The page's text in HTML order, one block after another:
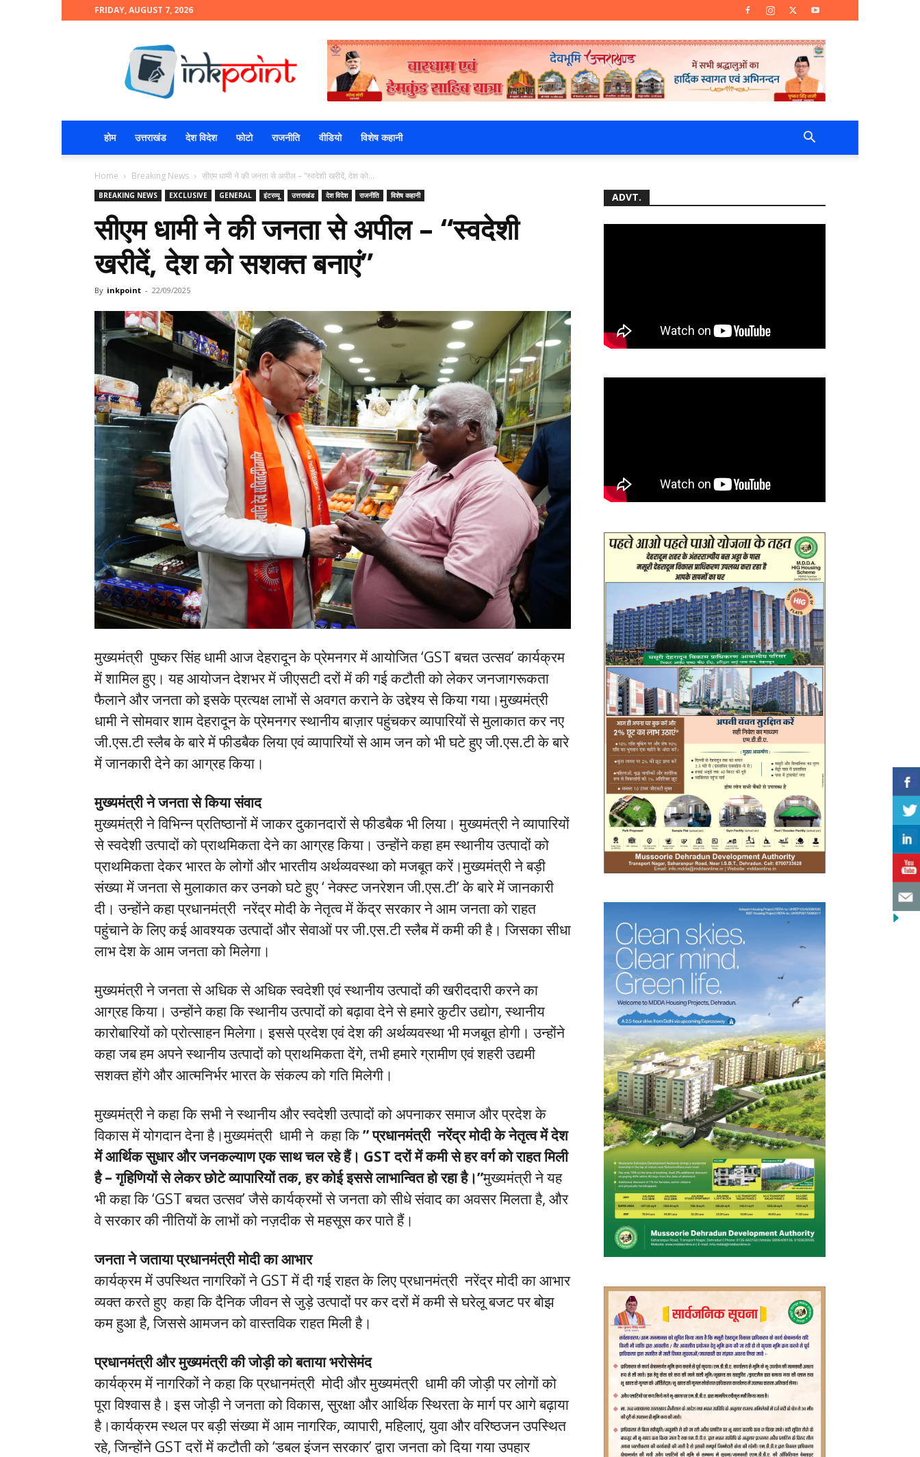
FRIDAY, AUGUST 7, 2026
होम उत्तराखंड देश विदेश फोटो राजनीति वीडियो विशेष कहानी
Home Breaking News सीएम धामी ने की जनता से अपील – “स्वदेशी खरीदें, देश को...
BREAKING NEWS EXCLUSIVE GENERAL इंटरव्यू उत्तराखंड देश विदेश राजनीति विशेष कहानी
सीएम धामी ने की जनता से अपील – “स्वदेशी
खरीदें, देश को सशक्त बनाएं”
By inkpoint - 22/09/2025
मुख्यमंत्री पुष्कर सिंह धामी आज देहरादून के प्रेमनगर में आयोजित ‘GST बचत उत्सव’ कार्यक्रम
में शामिल हुए। यह आयोजन देशभर में जीएसटी दरों में की गई कटौती को लेकर जनजागरूकता
फैलाने और जनता को इसके प्रत्यक्ष लाभों से अवगत कराने के उद्देश्य से किया गया।मुख्यमंत्री
धामी ने सोमवार शाम देहरादून के प्रेमनगर स्थानीय बाज़ार पहुंचकर व्यापारियों से मुलाकात कर नए
जी.एस.टी स्लैब के बारे में फीडबैक लिया एवं व्यापारियों से आम जन को भी घटे हुए जी.एस.टी के बारे
में जानकारी देने का आग्रह किया।
मुख्यमंत्री ने जनता से किया संवाद
मुख्यमंत्री ने विभिन्न प्रतिष्ठानों में जाकर दुकानदारों से फीडबैक भी लिया। मुख्यमंत्री ने व्यापारियों
से स्वदेशी उत्पादों को प्राथमिकता देने का आग्रह किया। उन्होंने कहा हम स्थानीय उत्पादों को
प्राथमिकता देकर भारत के लोगों और भारतीय अर्थव्यवस्था को मजबूत करें।मुख्यमंत्री ने बड़ी
संख्या में जनता से मुलाकात कर उनको घटे हुए ‘ नेक्स्ट जनरेशन जी.एस.टी’ के बारे में जानकारी
दी। उन्होंने कहा प्रधानमंत्री नरेंद्र मोदी के नेतृत्व में केंद्र सरकार ने आम जनता को राहत
पहुंचाने के लिए कई आवश्यक उत्पादों और सेवाओं पर जी.एस.टी स्लैब में कमी की है। जिसका सीधा
लाभ देश के आम जनता को मिलेगा।
मुख्यमंत्री ने जनता से अधिक से अधिक स्वदेशी एवं स्थानीय उत्पादों की खरीददारी करने का
आग्रह किया। उन्होंने कहा कि स्थानीय उत्पादों को बढ़ावा देने से हमारे कुटीर उद्योग, स्थानीय
कारोबारियों को प्रोत्साहन मिलेगा। इससे प्रदेश एवं देश की अर्थव्यवस्था भी मजबूत होगी। उन्होंने
कहा जब हम अपने स्थानीय उत्पादों को प्राथमिकता देंगे, तभी हमारे ग्रामीण एवं शहरी उद्यमी
सशक्त होंगे और आत्मनिर्भर भारत के संकल्प को गति मिलेगी।
मुख्यमंत्री ने कहा कि सभी ने स्थानीय और स्वदेशी उत्पादों को अपनाकर समाज और प्रदेश के
विकास में योगदान देना है।मुख्यमंत्री धामी ने कहा कि” प्रधानमंत्री नरेंद्र मोदी के नेतृत्व में देश
में आर्थिक सुधार और जनकल्याण एक साथ चल रहे हैं। GST दरों में कमी से हर वर्ग को राहत मिली
है – गृहिणियों से लेकर छोटे व्यापारियों तक, हर कोई इससे लाभान्वित हो रहा है।”मुख्यमंत्री ने यह
भी कहा कि ‘GST बचत उत्सव’ जैसे कार्यक्रमों से जनता को सीधे संवाद का अवसर मिलता है, और
वे सरकार की नीतियों के लाभों को नज़दीक से महसूस कर पाते हैं।
जनता ने जताया प्रधानमंत्री मोदी का आभार
कार्यक्रम में उपस्थित नागरिकों ने GST में दी गई राहत के लिए प्रधानमंत्री नरेंद्र मोदी का आभार
व्यक्त करते हुए कहा कि दैनिक जीवन से जुड़े उत्पादों पर कर दरों में कमी से घरेलू बजट पर बोझ
कम हुआ है, जिससे आमजन को वास्तविक राहत मिली है।
प्रधानमंत्री और मुख्यमंत्री की जोड़ी को बताया भरोसेमंद
कार्यक्रम में नागरिकों ने कहा कि प्रधानमंत्री मोदी और मुख्यमंत्री धामी की जोड़ी पर लोगों को
पूरा विश्वास है। इस जोड़ी ने जनता को विकास, सुरक्षा और आर्थिक स्थिरता के मार्ग पर आगे बढ़ाया
है।कार्यक्रम स्थल पर बड़ी संख्या में आम नागरिक, व्यापारी, महिलाएं, युवा और वरिष्ठजन उपस्थित
रहे, जिन्होंने GST दरों में कटौती को ‘डबल इंजन सरकार’ द्वारा जनता को दिया गया उपहार
ADVT.